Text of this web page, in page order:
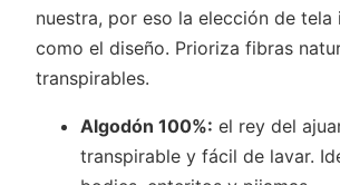
nuestra, por eso la elección de
como el diseño. Prioriza fibras
transpirables.
Algodón 100%: el rey del
transpirable y fácil de lavar.